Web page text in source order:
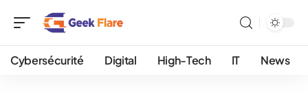
Cybersécurité Digital High-Tech IT News